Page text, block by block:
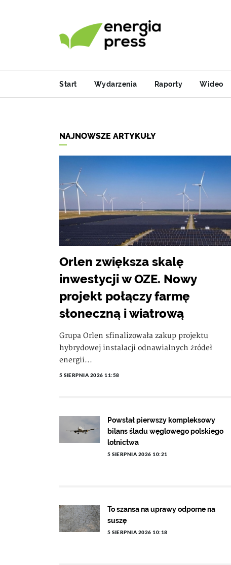
Start Wydarzenia Raporty Wideo
NAJNOWSZE ARTYKUŁY
Orlen zwiększa skalę
inwestycji w OZE. Nowy
projekt połączy farmę
słoneczną i wiatrową
Grupa Orlen sfinalizowała zakup projektu
hybrydowej instalacji odnawialnych źródeł
energii...
5 SIERPNIA 2026 11:58
Powstał pierwszy kompleksowy
bilans śladu węglowego polskiego
lotnictwa
5 SIERPNIA 2026 10:21
To szansa na uprawy odporne na
suszę
5 SIERPNIA 2026 10:18